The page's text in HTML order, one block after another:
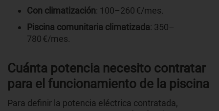
Con climatización: 100–260 €/mes.
Piscina comunitaria climatizada: 350–
780 €/mes.
Cuánta potencia necesito contratar
para el funcionamiento de la piscina
Para definir la potencia eléctrica contratada,